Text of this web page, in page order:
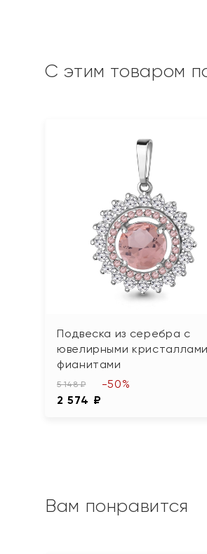
С этим товаром
Подвеска из серебра с
ювелирными
фианитами
5 148 ₽
2 574 ₽
-50%
Вам понравится